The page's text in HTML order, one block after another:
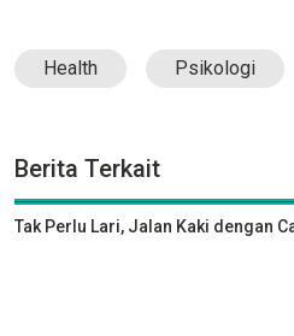
Health Psikologi
Berita Terkait
Tak Perlu Lari, Jalan Kaki dengan